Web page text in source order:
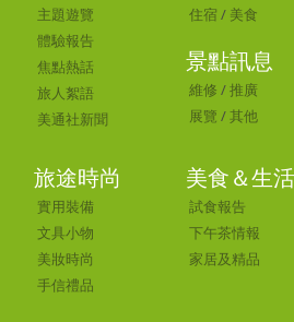
主題遊覽
體驗報告
焦點熱話
旅人絮語
美通社新聞
住宿 / 美食
景點訊息
維修 /推廣
展覽 /其他
旅途時尚
實用裝備
文具小物
美妝時尚
手信禮品
美食＆生活
試食報告
下午茶情報
家居及精品